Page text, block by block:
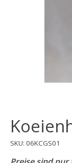
SKU: 06KCGS01